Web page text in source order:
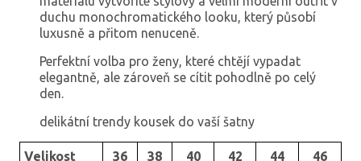
duchu monochromatického looku, který působí
luxusně a přitom nenuceně.
Perfektní volba pro ženy, které chtějí vypadat
elegantně, ale zároveň se cítit pohodlně po celý
den.
delikátní trendy kousek do vaší šatny
Velikost 36 38 40 42 44
46